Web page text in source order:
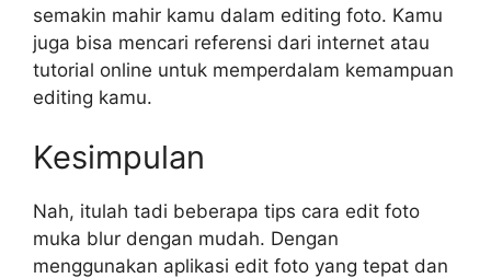
semakin mahir kamu dalam editing foto. Kamu
juga bisa mencari referensi dari internet atau
tutorial online untuk memperdalam kemampuan
editing kamu.
Kesimpulan
Nah, itulah tadi beberapa tips cara edit foto
muka blur dengan mudah. Dengan
menggunakan aplikasi edit foto yang tepat dan